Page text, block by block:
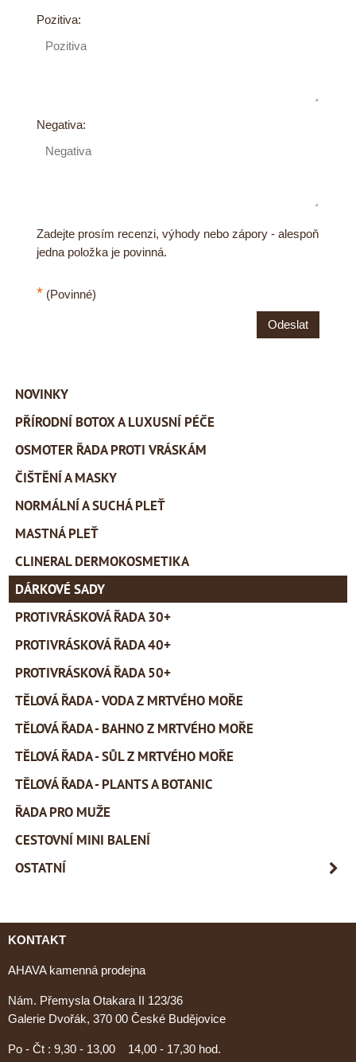
Pozitiva:
Negativa:
Zadejte prosím recenzi, výhody nebo zápory - alespoň
jedna položka je povinná.
* (Povinné)
Odeslat
NOVINKY
PŘÍRODNÍ BOTOX A LUXUSNÍ PÉČE
OSMOTER ŘADA PROTI VRÁSKÁM
ČIŠTĚNÍ A MASKY
NORMÁLNÍ A SUCHÁ PLEŤ
MASTNÁ PLEŤ
CLINERAL DERMOKOSMETIKA
DÁRKOVÉ SADY
PROTIVRÁSKOVÁ ŘADA 30+
PROTIVRÁSKOVÁ ŘADA 40+
PROTIVRÁSKOVÁ ŘADA 50+
TĚLOVÁ ŘADA - VODA Z MRTVÉHO MOŘE
TĚLOVÁ ŘADA - BAHNO Z MRTVÉHO MOŘE
TĚLOVÁ ŘADA - SŮL Z MRTVÉHO MOŘE
TĚLOVÁ ŘADA - PLANTS A BOTANIC
ŘADA PRO MUŽE
CESTOVNÍ MINI BALENÍ
OSTATNÍ
KONTAKT
AHAVA kamenná prodejna
Nám. Přemysla Otakara II 123/36
Galerie Dvořák, 370 00 České Budějovice
Po - Čt : 9,30 - 13,00 14,00 - 17,30 hod.